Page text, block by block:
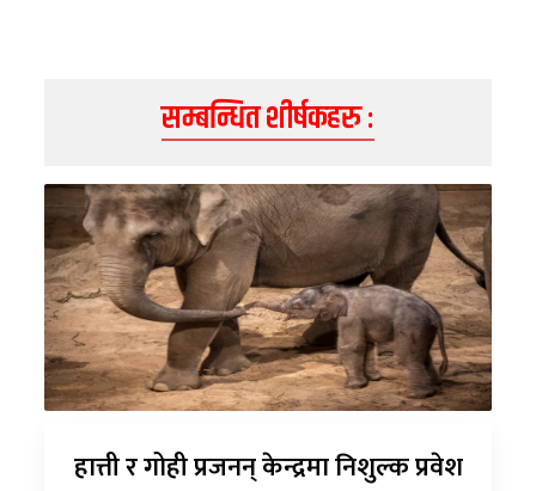
सम्बन्धित शीर्षकहरु :
हात्ती र गोही प्रजनन् केन्द्रमा निशुल्क प्रवेश